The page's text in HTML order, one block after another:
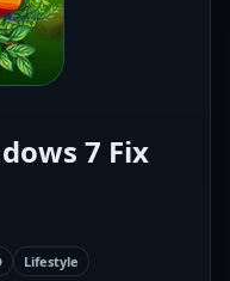
7 Fix
Lifestyle